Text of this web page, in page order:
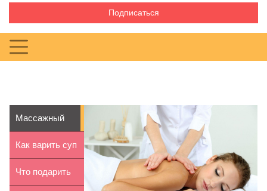
Подписаться
Массажный
стол:
основные
Как варить суп
в мультиварке
Что подарить